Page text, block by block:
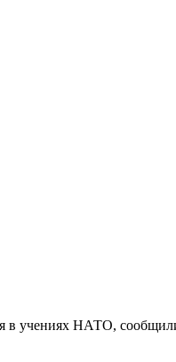
в учениях НАТО,